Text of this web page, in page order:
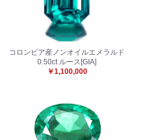
コロンビア産ノンオイルエメラルド
0.50ct ルース[GIA]
￥1,100,000
カートへ進む